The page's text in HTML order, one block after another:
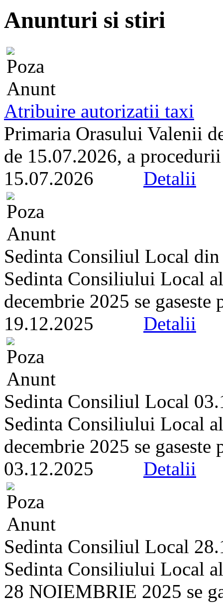
Anunturi si stiri
Atribuire autorizatii taxi
Primaria Orasului Valenii
de 15.07.2026, a
15.07.2026 Detalii
Sedinta Consiliul Local
Sedinta Consiliului Local
decembrie 2025 se
19.12.2025 Detalii
Sedinta Consiliul Local
Sedinta Consiliului Local
decembrie 2025 se
03.12.2025 Detalii
Sedinta Consiliul Local
Sedinta Consiliului Local
28 NOIEMBRIE 2025 se